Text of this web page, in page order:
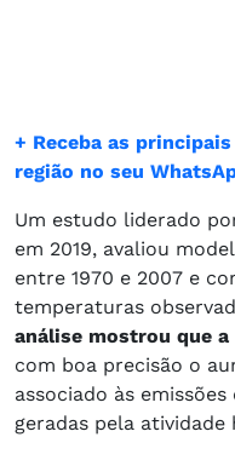
+ Receba as
região no seu
Um estudo liderado
em 2019, avaliou
entre 1970 e 2007 e
temperaturas
análise mostrou que
com boa precisão o
associado às
geradas pela atividade